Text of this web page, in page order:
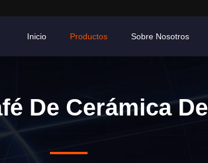
Inicio Productos Sobre Nosotros
De Cerámica De